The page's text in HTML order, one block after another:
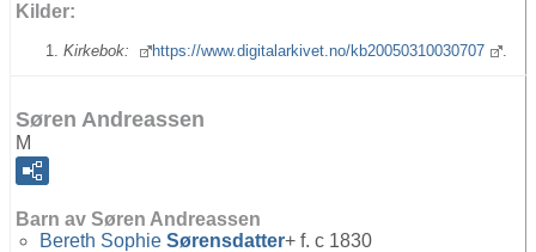
Kilder:
Kirkebok: https://www.digitalarkivet.no/kb20050310030707 .
Søren Andreassen
M
Barn av Søren Andreassen
Bereth Sophie Sørensdatter+ f. c 1830